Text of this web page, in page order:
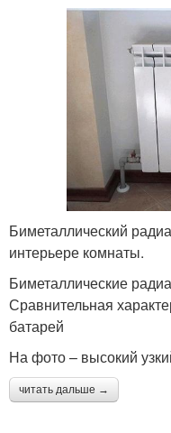
Биметаллический
интерьере комнаты.
Биметаллические
Сравнительная
батарей
На фото – высокий
читать дальше →